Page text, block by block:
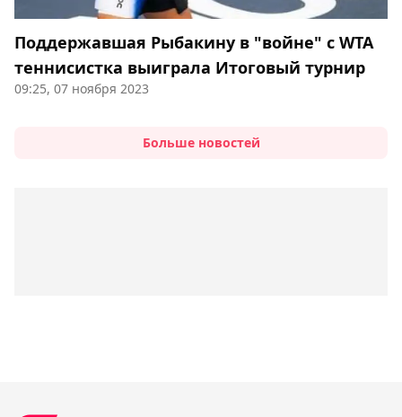
Поддержавшая Рыбакину в "войне" с WTA
теннисистка выиграла Итоговый турнир
09:25, 07 ноября 2023
Больше новостей